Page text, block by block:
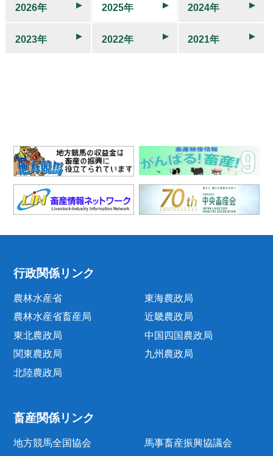
2026年 2025年 2024年
2023年 2022年 2021年
行政関係リンク
農林水産省
農林水産省畜産局
東北農政局
関東農政局
北陸農政局
東海農政局
近畿農政局
中国四国農政局
九州農政局
畜産関係リンク
地方競馬全国協会 馬事畜産振興協議会